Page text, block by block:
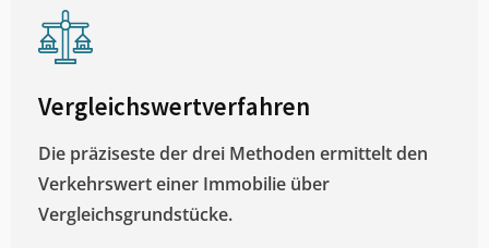
Vergleichswertverfahren
Die präziseste der drei Methoden ermittelt den
Verkehrswert einer Immobilie über
Vergleichsgrundstücke.